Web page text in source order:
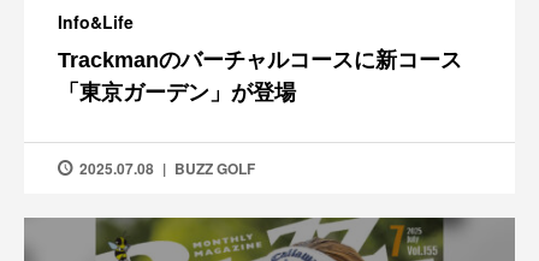
Info&Life
Trackmanのバーチャルコースに新コース
「東京ガーデン」が登場
2025.07.08 BUZZ GOLF